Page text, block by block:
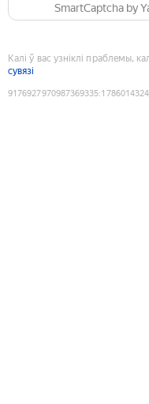
SmartCaptcha by
Калі ў вас узніклі праблемы,
сувязі
9176927970987369335:1786014324